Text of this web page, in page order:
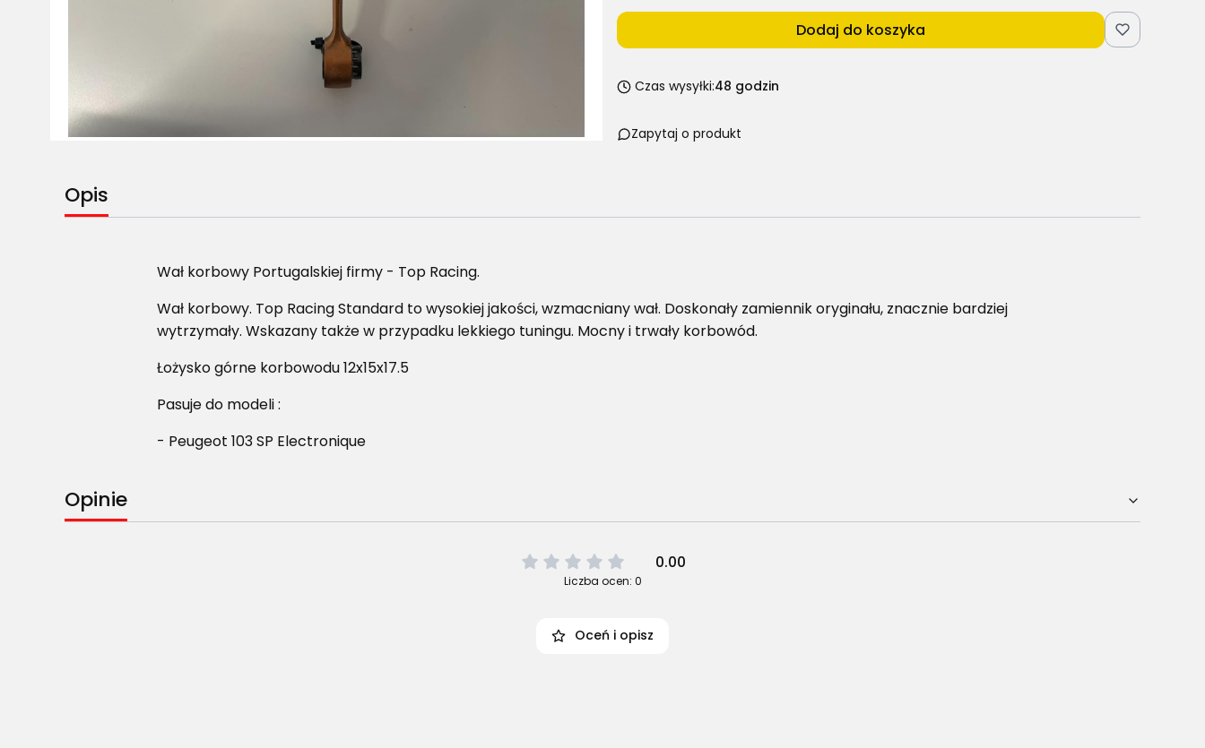
Dodaj do koszyka
Czas wysyłki:48 godzin
Zapytaj o produkt
Opis
Wał korbowy Portugalskiej firmy - Top Racing.
Wał korbowy. Top Racing Standard to wysokiej jakości, wzmacniany wał. Doskonały zamiennik oryginału, znacznie bardziej
wytrzymały. Wskazany także w przypadku lekkiego tuningu. Mocny i trwały korbowód.
Łożysko górne korbowodu 12x15x17.5
Pasuje do modeli :
- Peugeot 103 SP Electronique
Opinie
0.00
Liczba ocen: 0
Oceń i opisz